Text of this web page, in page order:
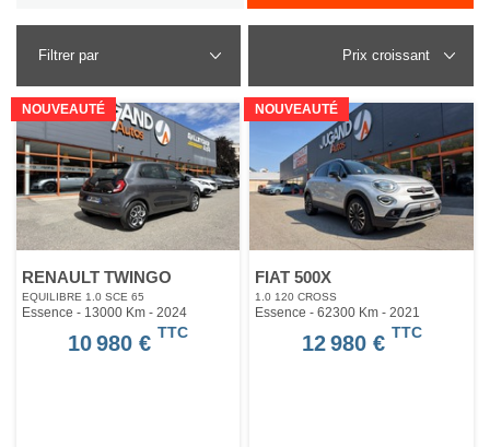
Filtrer par
NOUVEAUTÉ
RENAULT TWINGO
EQUILIBRE 1.0 SCE 65
Essence - 13000 Km - 2024
10 980 € TTC
NOUVEAUTÉ
FIAT 500X
1.0 120 CROSS
Essence - 62300 Km- 2021
12 980 € TTC